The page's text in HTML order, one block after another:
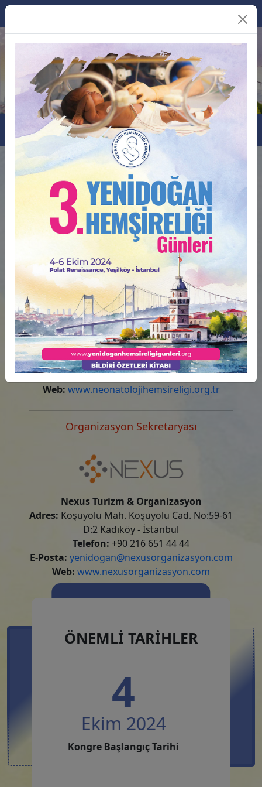
00Gün 00Saat
00Dakika 00Saniye
İletişim
Bilimsel Sekretarya
Neonatoloji Hemşireliği Derneği
E-mail:
neonatolojihemsireligidernegi@gmail.com
Web: www.neonatolojihemsireligi.org.tr
Organizasyon Sekretaryası
Nexus Turizm & Organizasyon
Adres: Koşuyolu Mah. Koşuyolu Cad. No:59-61
D:2 Kadıköy - İstanbul
Telefon: +90 216 651 44 44
E-Posta: yenidogan@nexusorganizasyon.com
Web: www.nexusorganizasyon.com
ÖNEMLİ TARİHLER
Ekim 2024
Kongre Başlangıç Tarihi